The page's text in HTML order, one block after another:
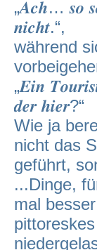
„𝑨𝒄𝒉… 𝒔𝒐
𝒏𝒊𝒄𝒉𝒕.“,
während
„𝑬𝒊𝒏
𝒅𝒆𝒓 𝒉𝒊𝒆𝒓?“
Wie ja
nicht das
geführt,
...Dinge,
mal